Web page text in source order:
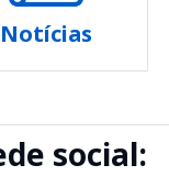
Notícias
social: